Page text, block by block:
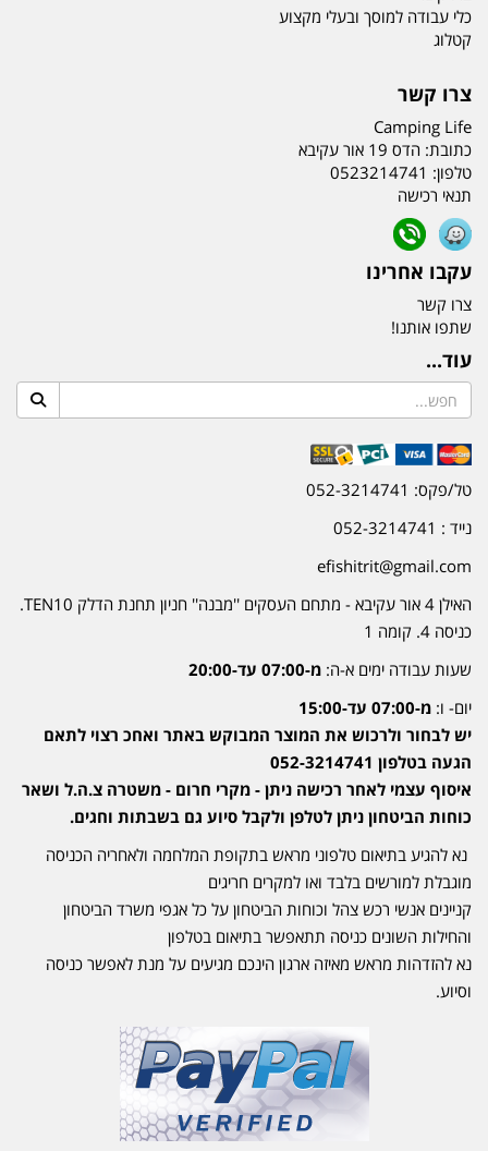
כלי עבודה למוסך ובעלי מקצוע
קטלוג
צרו קשר
Camping Life
כתובת: הדס 19 אור עקיבא
טלפון: 0523214741
תנאי רכישה
עקבו אחרינו
צרו קשר
שתפו אותנו!
עוד...
טל/פקס: 052-3214741
נייד : 052-3214741
efishitrit@gmail.com
האילן 4 אור עקיבא - מתחם העסקים ''מבנה'' חניון תחנת הדלק TEN10.
כניסה 4. קומה 1
שעות עבודה ימים א-ה: מ-07:00 עד-20:00
יום- ו: מ-07:00 עד-15:00
יש לבחור ולרכוש את המוצר המבוקש באתר ואחכ רצוי לתאם
הגעה בטלפון 052-3214741
איסוף עצמי לאחר רכישה ניתן - מקרי חרום - משטרה צ.ה.ל ושאר
כוחות הביטחון ניתן לטלפן ולקבל סיוע גם בשבתות וחגים.
נא להגיע בתיאום טלפוני מראש בתקופת המלחמה ולאחריה הכניסה
מוגבלת למורשים בלבד ואו למקרים חריגים
קניינים אנשי רכש צהל וכוחות הביטחון על כל אגפי משרד הביטחון
והחילות השונים כניסה תתאפשר בתיאום בטלפון
נא להזדהות מראש מאיזה ארגון הינכם מגיעים על מנת לאפשר כניסה
וסיוע.